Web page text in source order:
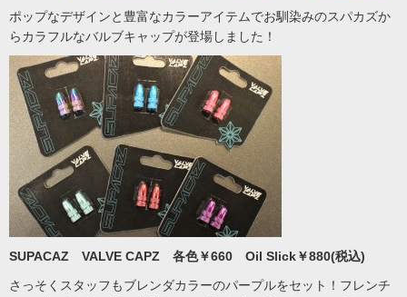
ポップなデザインと豊富なカラーアイテムでお馴染みのスパカズか
らカラフルなバルブキャップが登場しました！
SUPACAZ VALVE CAPZ 各色￥660 Oil Slick￥880(税込)
さっそくスタッフもブレンダカラーのパープルをセット！フレンチ